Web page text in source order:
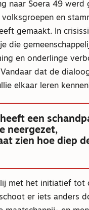
naar Soera 49 werd
volksgroepen en
gemaakt. In
die
en onderlinge
dat de
elkaar leren
een
neergezet,
zien hoe diep
met het initiatief tot
er iets anders